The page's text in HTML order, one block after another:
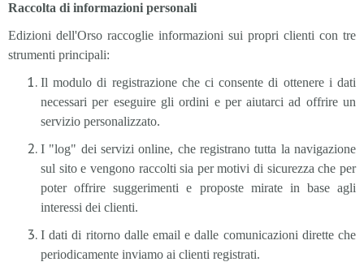
Raccolta di informazioni personali
Edizioni dell'Orso raccoglie informazioni sui propri clienti con tre
strumenti principali:
Il modulo di registrazione che ci consente di ottenere i dati
necessari per eseguire gli ordini e per aiutarci ad offrire un
servizio personalizzato.
I "log" dei servizi online, che registrano tutta la navigazione
sul sito e vengono raccolti sia per motivi di sicurezza che per
poter offrire suggerimenti e proposte mirate in base agli
interessi dei clienti.
I dati di ritorno dalle email e dalle comunicazioni dirette che
periodicamente inviamo ai clienti registrati.